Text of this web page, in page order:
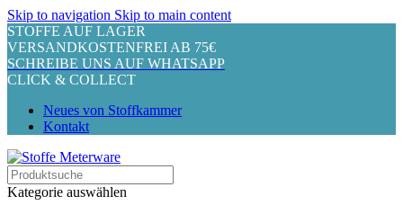
Skip to navigation Skip to main content
STOFFE AUF LAGER
VERSANDKOSTENFREI AB 75€
SCHREIBE UNS AUF WHATSAPP
CLICK & COLLECT
Neues von Stoffkammer
Kontakt
Kategorie auswählen